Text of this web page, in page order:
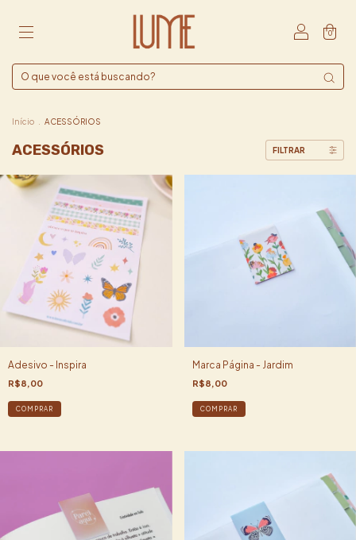
0
Início ACESSÓRIOS
ACESSÓRIOS FILTRAR
Adesivo - Inspira
R$8,00
Marca Página - Jardim
R$8,00